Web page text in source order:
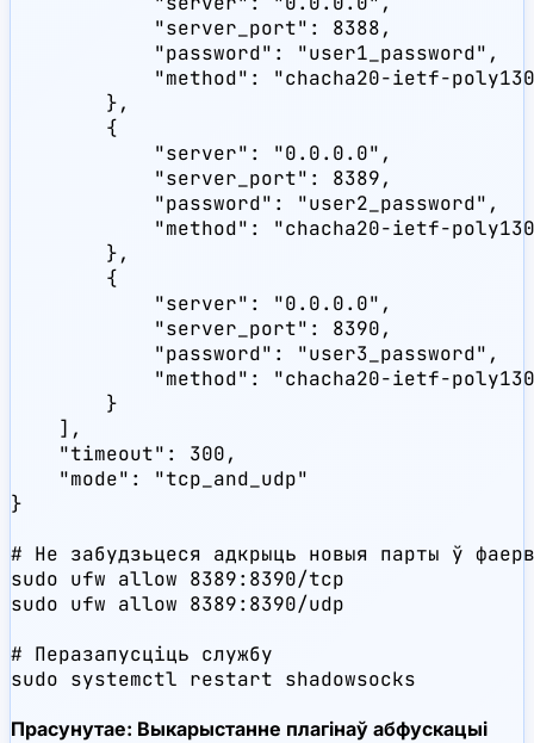
            "server_port": 8388,
            "password": "user1_password",
"method": "chacha20-ietf-
        },
        {
            "server": "0.0.0.0",
            "server_port": 8389,
            "password": "user2_password",
"method": "chacha20-ietf-
        },
        {
            "server": "0.0.0.0",
            "server_port": 8390,
            "password": "user3_password",
"method": "chacha20-ietf-
        }
    ],
    "timeout": 300,
    "mode": "tcp_and_udp"
}
# Не забудзьцеся адкрыць новыя парты ў
sudo ufw allow 8389:8390/tcp
sudo ufw allow 8389:8390/udp
# Перазапусціць службу
sudo systemctl restart shadowsocks
Прасунутае: Выкарыстанне плагінаў абфускацыі